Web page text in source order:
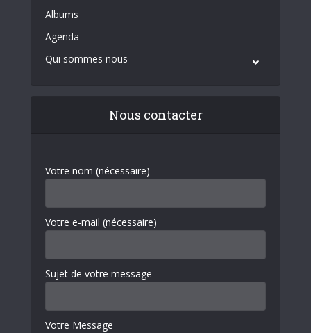
Albums
Agenda
Qui sommes nous
Nous contacter
Votre nom (nécessaire)
Votre e-mail (nécessaire)
Sujet de votre message
Votre Message